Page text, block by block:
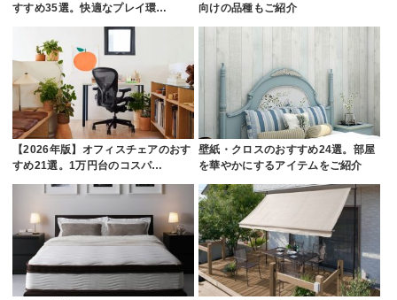
すすめ35選。快適なプレイ環…
向けの品種もご紹介
【2026年版】オフィスチェアのおす
すめ21選。1万円台のコスパ…
壁紙・クロスのおすすめ24選。部屋
を華やかにするアイテムをご紹介